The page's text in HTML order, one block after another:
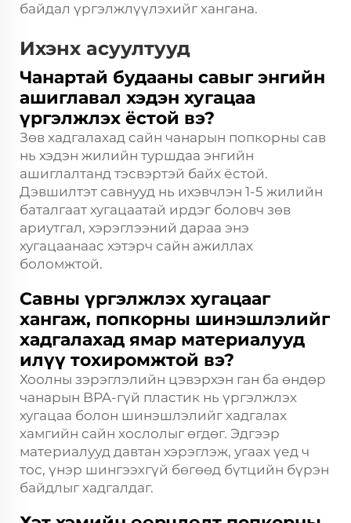
байдал үргэлжлүүлэхийг хангана.
Ихэнх асуултууд
Чанартай будааны савыг энгийн
ашиглавал хэдэн хугацаа
үргэлжлэх ёстой вэ?
Зөв хадгалахад сайн чанарын попкорны сав
нь хэдэн жилийн туршдаа энгийн
ашиглалтанд тэсвэртэй байх ёстой.
Дэвшилтэт савнууд нь ихэвчлэн 1-5 жилийн
баталгаат хугацаатай ирдэг боловч зөв
ариутгал, хэрэглээний дараа энэ
хугацаанаас хэтэрч сайн ажиллах
боломжтой.
Савны үргэлжлэх хугацааг
хангаж, попкорны шинэшлэлийг
хадгалахад ямар материалууд
илүү тохиромжтой вэ?
Хоолны зэрэглэлийн цэвэрхэн ган ба өндөр
чанарын BPA-гүй пластик нь үргэлжлэх
хугацаа болон шинэшлэлийг хадгалах
хамгийн сайн хослолыг өгдөг. Эдгээр
материалууд давтан хэрэглэж, угаах үед ч
тос, үнэр шингээхгүй бөгөөд бүтцийн бүрэн
байдлыг хадгалдаг.